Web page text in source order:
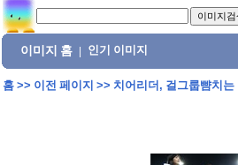
이미지 홈 인기 이미지
홈>> 이전 페이지 >> 치어리더, 걸그룹뺨치는